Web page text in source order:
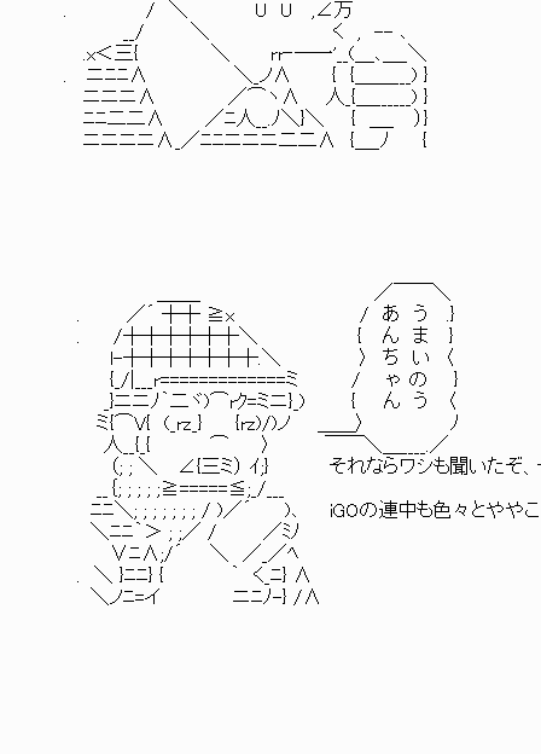
. / ＼ U U ,∠万
__/ ＼ く , -- ､
.x＜三{ ＼ rr‐─一'__(＿､＿_＼
. ニﾆﾆ∧ ＼_ノ∧ { {＿＿___) }
ニニニ∧ ／⌒ヽ∧ 人_{＿______) }
ﾆﾆ二二∧ ／ﾆ人__.ﾉ＼}＼ { ＿_ ）}
ニニニニ∧_／ﾆﾆニニニ二二∧ {＿_ﾉ {
＿＿_ ／￣￣＼
. ／´ ┼┼ ≧x / あ う .}
. /┼┼┼┼┼┼＼ { ん ま }
l-┼┼┼┼┼┼┼.＼ 〉 ち い 〈
{_/|___r=============ミ / ゃ の }
_}ニニﾉ｀二ヾ)⌒rｸ=ミニ}_) { ん う 〈
ミ{⌒V{ (_rz_} {rz)/)ノ ＿＿〉 ﾉ
人__{_{ ⌒ 〉 ￣￣＼＿____.／
（; ; ＼ ∠{三ミ） ｲ;} それならワシも聞いたぞ、その
__｛; ; ; ; ;≧=====≦;_/___
ﾆﾆ＼; ; ; ; ; ; ; / )／´ )､ iGOの連中も色々とややこしい
＼ﾆﾆ｀＞ ; ;／ / ／ﾐﾉ
∨ﾆ∧;/´ ＼ ／_／ﾍ
. ＼ }ﾆﾆ} { ｀ く_ﾆ} ∧
＼ノﾆ=イ ニﾆﾉ-} /∧